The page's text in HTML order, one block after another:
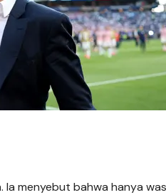
Ia menyebut bahwa hanya